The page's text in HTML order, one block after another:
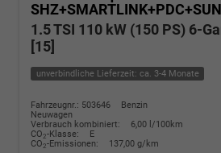
1.5 TSI 110 kW (150 PS) 6-
[15]
unverbindliche Lieferzeit: ca. 3-4 Monate
Fahrzeugnr.: 503646
Benzin
Neuwagen
Verbrauch kombiniert:
6,00 l/100km
CO2-Klasse:
E
CO2-Emissionen: 137,00 g/km